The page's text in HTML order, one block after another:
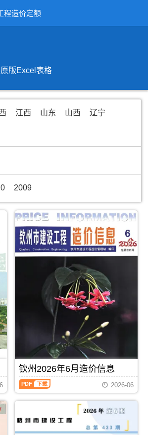
程造价定额
版Excel表格
钦州2026年6月造价信息
钦
州
月
造
PDF 下载
2026-06
江西 山东 山西 辽宁
2009